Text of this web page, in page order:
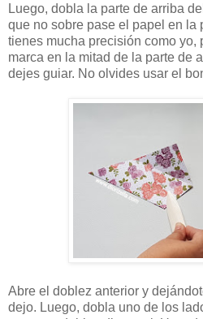
Luego, dobla la parte de arriba
que no sobre pase el papel en la
tienes mucha precisión como yo,
marca en la mitad de la parte de
dejes guiar. No olvides usar el
Abre el doblez anterior y
dejo. Luego, dobla uno de los